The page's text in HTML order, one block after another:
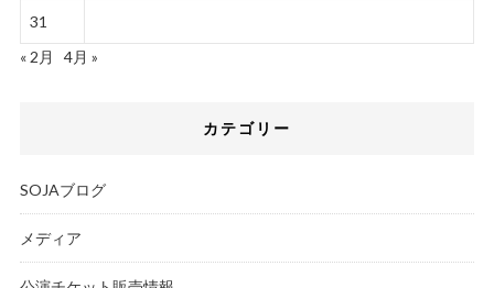
31
« 2月
4月 »
カテゴリー
SOJAブログ
メディア